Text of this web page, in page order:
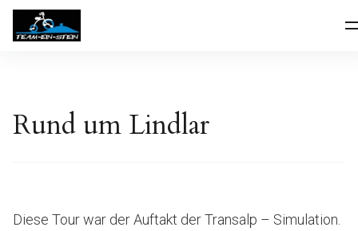
Inhalte
überspringen
Team-Ein-Stein
Rund um Lindlar
Diese Tour war der Auftakt der Transalp – Simulation.